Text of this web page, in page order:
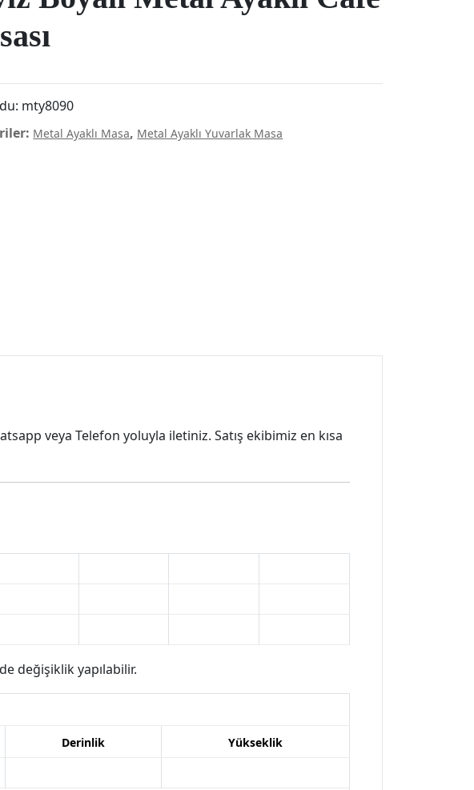
mty8090
Metal Ayaklı Masa, Metal Ayaklı Yuvarlak Masa
veya Telefon yoluyla iletiniz. Satış ekibimiz en kısa
değişiklik yapılabilir.
Derinlik Yükseklik